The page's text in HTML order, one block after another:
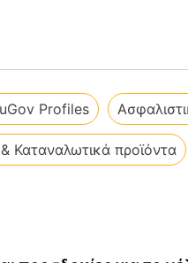
Profiles
& Καταναλωτικά προϊόντα